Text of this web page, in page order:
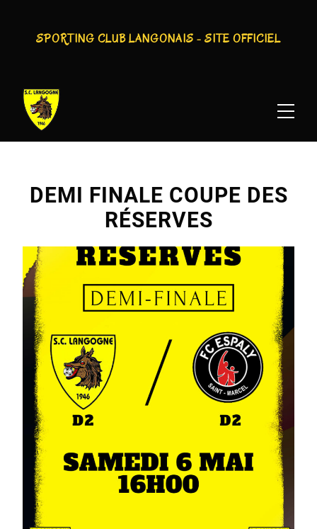
SPORTING CLUB LANGONAIS - SITE OFFICIEL
DEMI FINALE COUPE DES
RÉSERVES